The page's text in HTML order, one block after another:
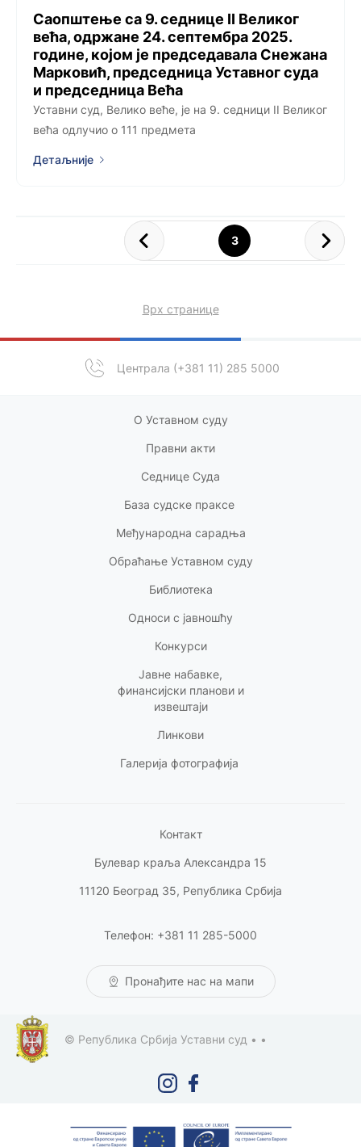
Саопштење са 9. седницe II Великог
већа, одржанe 24. септембра 2025.
године, којoм је председавала Снежана
Марковић, председница Уставног суда
и председница Већа
Уставни суд, Велико веће, је на 9. седници II Великог
већа одлучио о 111 предмета
Детаљније
3
Централа (+381 11) 285 5000
Врх странице
О Уставном суду
Правни акти
Седнице Суда
База судске праксе
Међународна сарадња
Обраћање Уставном суду
Библиотека
Односи с јавношћу
Конкурси
Јавне набавке,
финансијски планови и
извештаји
Линкови
Галерија фотографија
Контакт
Булевар краља Александра 15
11120 Београд 35, Република Србија
Телефон: +381 11 285-5000
Пронађите нас на мапи
© Република Србија Уставни суд • •